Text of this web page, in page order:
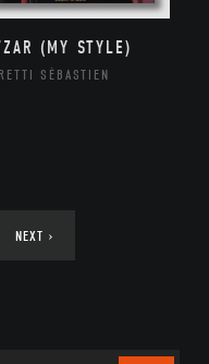
(MY STYLE)
SÉBASTIEN
NEXT ›